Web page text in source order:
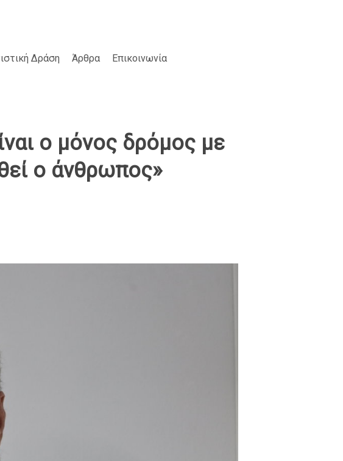
Δράση Άρθρα Επικοινωνία
ο μόνος δρόμος με
ο άνθρωπος»